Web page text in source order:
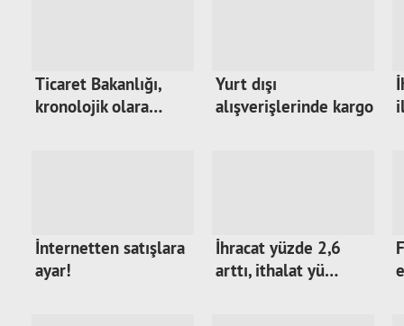
Ticaret Bakanlığı,
kronolojik olara…
Yurt dışı
alışverişlerinde kargo
İnternetten satışlara
ayar!
İhracat yüzde 2,6
arttı, ithalat yü…